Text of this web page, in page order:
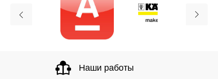
Наши работы